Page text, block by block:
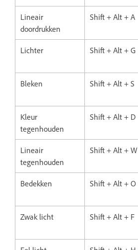
Lineair
doordrukken
Shift + Alt + A
Lichter Shift + Alt + G
Bleken Shift + Alt + S
Kleur
tegenhouden
Shift + Alt + D
Lineair
tegenhouden
Shift + Alt + W
Bedekken Shift + Alt + O
Zwak licht Shift + Alt + F